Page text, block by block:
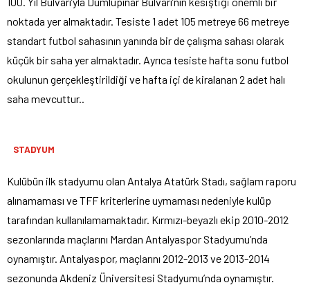
noktada yer almaktadır. Tesiste 1 adet 105 metreye 66 metreye
standart futbol sahasının yanında bir de çalışma sahası olarak
küçük bir saha yer almaktadır. Ayrıca tesiste hafta sonu futbol
okulunun gerçekleştirildiği ve hafta içi de kiralanan 2 adet halı
saha mevcuttur..
STADYUM
Kulübün ilk stadyumu olan Antalya Atatürk Stadı, sağlam raporu
alınamaması ve TFF kriterlerine uymaması nedeniyle kulüp
tarafından kullanılamamaktadır. Kırmızı-beyazlı ekip 2010-2012
sezonlarında maçlarını Mardan Antalyaspor Stadyumu’nda
oynamıştır. Antalyaspor, maçlarını 2012-2013 ve 2013-2014
sezonunda Akdeniz Üniversitesi Stadyumu’nda oynamıştır.